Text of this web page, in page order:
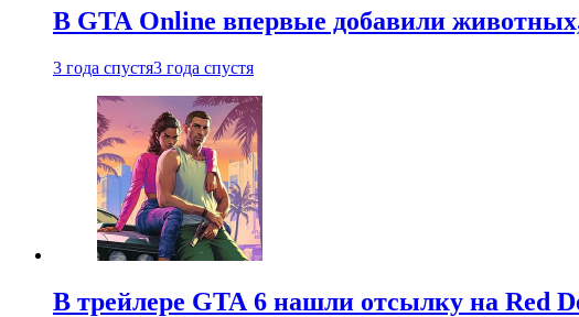
В GTA Online впервые добавили
3 года спустя3 года спустя
В трейлере GTA 6 нашли отсылку на Red